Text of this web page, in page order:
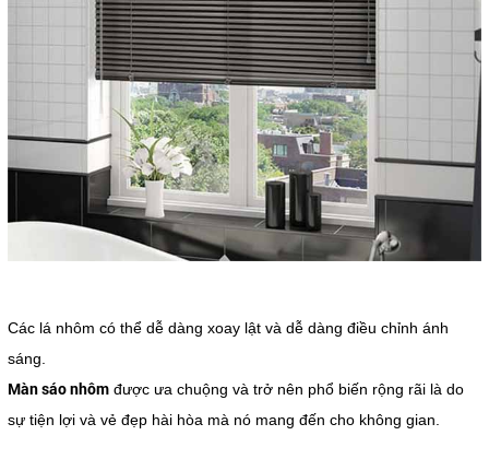
Các lá nhôm có thể dễ dàng xoay lật và dễ dàng điều chỉnh ánh
sáng.
Màn sáo nhômđược ưa chuộng và trở nên phổ biến rộng rãi là do
sự tiện lợi và vẻ đẹp hài hòa mà nó mang đến cho không gian.